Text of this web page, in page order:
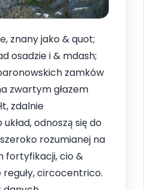
znany jako & quot;
osadzie i & mdash;
zamków
zwartym głazem
zdalnie
odnoszą się do
rozumianej na
fortyfikacji, cio &
circocentrico.